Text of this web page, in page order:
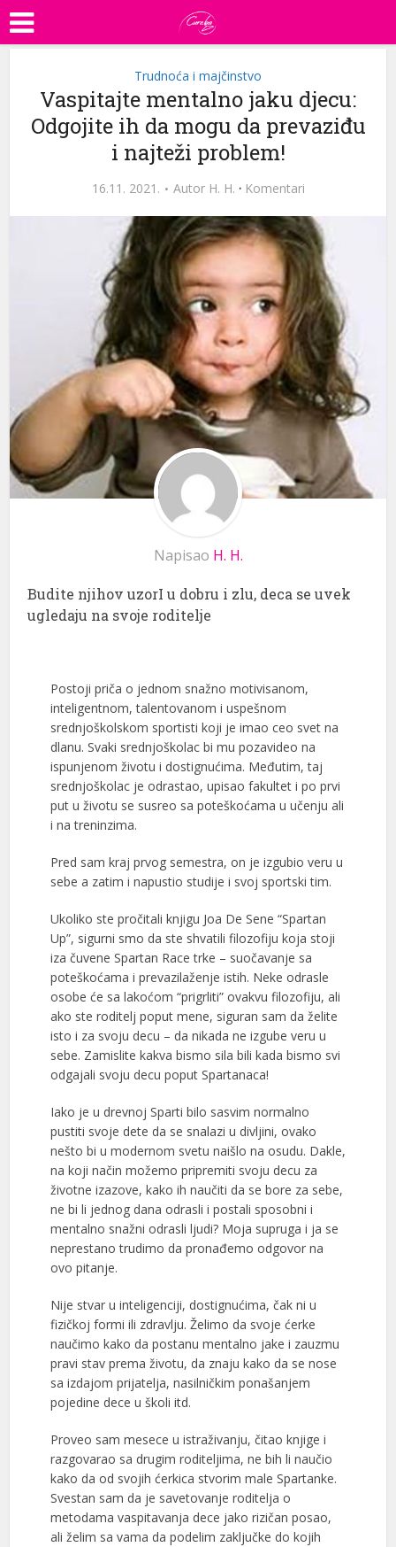
Trudnoća i majčinstvo
Vaspitajte mentalno jaku djecu:
Odgojite ih da mogu da prevaziđu
i najteži problem!
16.11. 2021. Autor H. H. · Komentari
Napisao H. H.
Budite njihov uzorI u dobru i zlu, deca se uvek
ugledaju na svoje roditelje
Postoji priča o jednom snažno motivisanom,
inteligentnom, talentovanom i uspešnom
srednjoškolskom sportisti koji je imao ceo svet na
dlanu. Svaki srednjoškolac bi mu pozavideo na
ispunjenom životu i dostignućima. Međutim, taj
srednjoškolac je odrastao, upisao fakultet i po prvi
put u životu se susreo sa poteškoćama u učenju ali
i na treninzima.
Pred sam kraj prvog semestra, on je izgubio veru u
sebe a zatim i napustio studije i svoj sportski tim.
Ukoliko ste pročitali knjigu Joa De Sene “Spartan
Up”, sigurni smo da ste shvatili filozofiju koja stoji
iza čuvene Spartan Race trke – suočavanje sa
poteškoćama i prevazilaženje istih. Neke odrasle
osobe će sa lakoćom “prigrliti” ovakvu filozofiju, ali
ako ste roditelj poput mene, siguran sam da želite
isto i za svoju decu – da nikada ne izgube veru u
sebe. Zamislite kakva bismo sila bili kada bismo svi
odgajali svoju decu poput Spartanaca!
Iako je u drevnoj Sparti bilo sasvim normalno
pustiti svoje dete da se snalazi u divljini, ovako
nešto bi u modernom svetu naišlo na osudu. Dakle,
na koji način možemo pripremiti svoju decu za
životne izazove, kako ih naučiti da se bore za sebe,
ne bi li jednog dana odrasli i postali sposobni i
mentalno snažni odrasli ljudi? Moja supruga i ja se
neprestano trudimo da pronađemo odgovor na
ovo pitanje.
Nije stvar u inteligenciji, dostignućima, čak ni u
fizičkoj formi ili zdravlju. Želimo da svoje ćerke
naučimo kako da postanu mentalno jake i zauzmu
pravi stav prema životu, da znaju kako da se nose
sa izdajom prijatelja, nasilničkim ponašanjem
pojedine dece u školi itd.
Proveo sam mesece u istraživanju, čitao knjige i
razgovarao sa drugim roditeljima, ne bih li naučio
kako da od svojih ćerkica stvorim male Spartanke.
Svestan sam da je savetovanje roditelja o
metodama vaspitavanja dece jako rizičan posao,
ali želim sa vama da podelim zaključke do kojih